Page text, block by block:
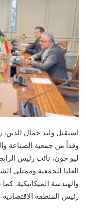
استقبل وليد جمال الدين،
وفداً من جمعية الصناعة
ليو جون، نائب رئيس
العليا للجمعية وممثلي
والهندسة الميكانيكية.
رئيس المنطقة